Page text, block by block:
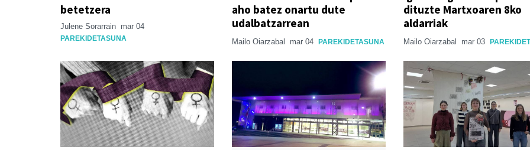
betetzera
Julene Sorarrain mar 04
PAREKIDETASUNA
aho batez onartu dute
udalbatzarrean
Mailo Oiarzabal mar 04 PAREKIDETASUNA
dituzte Martxoaren 8ko
aldarriak
Mailo Oiarzabal mar 03